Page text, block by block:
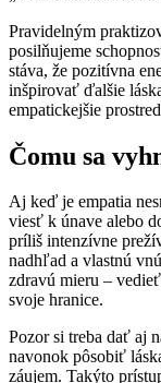
Pravidelným
posilňujeme
stáva, že pozitívna
inšpirovať ďalšie
empatickejšie
Čomu sa
Aj keď je empatia
viesť k únave alebo
príliš intenzívne
nadhľad a vlastnú
zdravú mieru –
svoje hranice.
Pozor si treba dať aj
navonok pôsobiť
záujem. Takýto